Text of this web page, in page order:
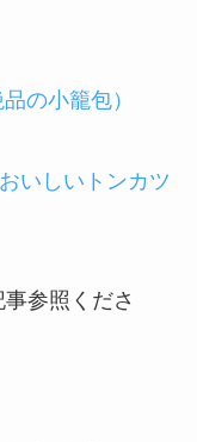
の小籠包）
いしいトンカツ
参照くださ